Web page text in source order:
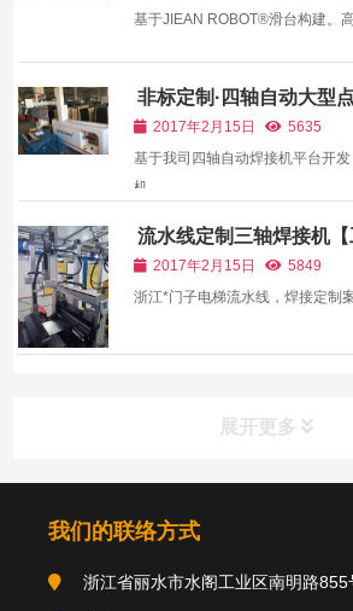
基于JIEAN ROBOT®滑台构建。
非标定制·四轴自动大型
视频】
2017年2月15日
5635
基于我司四轴自动焊接机平台开
机。 ,
流水线定制三轴焊接机【
2017年2月15日
5849
浙江*门子电梯流水线，焊接定制
展开更多
我们的联络方式
浙江省丽水市水阁工业区南明路855